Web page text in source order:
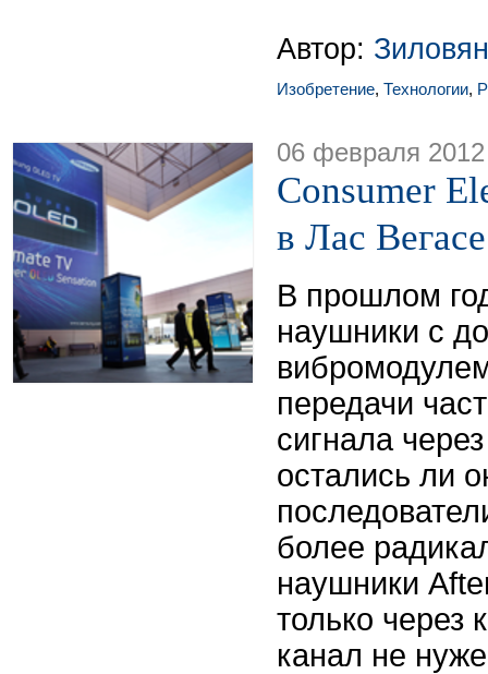
Автор:
Изобретение, Технологии,
06 февраля 2012
Consumer
в Лас
В прошлом
наушники с
передачи
сигнала
остались ли
более
наушники
только через
канал не